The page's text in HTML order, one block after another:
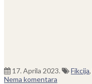
17. Aprila 2023. Fikcija,
Nema komentara